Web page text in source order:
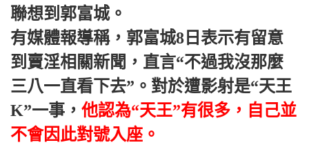
聯想到郭富城。
有媒體報導稱，郭富城8日表示有留意
到賣淫相關新聞，直言“不過我沒那麼
三八一直看下去”。對於遭影射是“天王
K”一事， 他認為“天王”有很多，自己並
不會因此對號入座。